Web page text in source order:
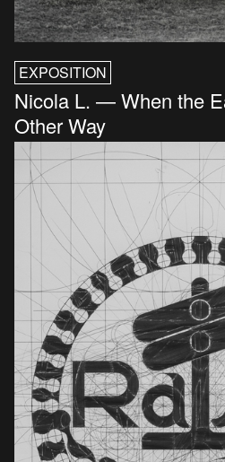
EXPOSITION
Nicola L. — When the
Other Way